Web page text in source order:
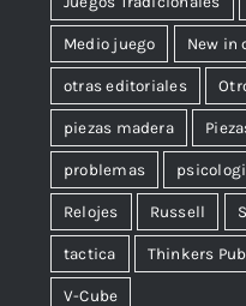
Medio juego New in
otras editoriales
piezas madera
problemas
Relojes Russell
tactica Thinkers
V-Cube